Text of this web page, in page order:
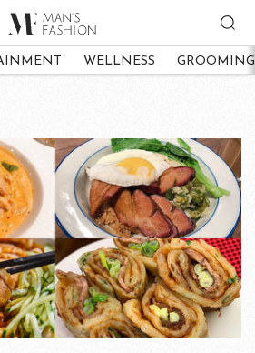
WELLNESS GROOMING